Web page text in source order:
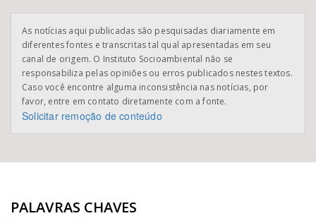
As notícias aqui publicadas são pesquisadas diariamente em
diferentes fontes e transcritas tal qual apresentadas em seu
canal de origem. O Instituto Socioambiental não se
responsabiliza pelas opiniões ou erros publicados nestes textos.
Caso você encontre alguma inconsistência nas notícias, por
favor, entre em contato diretamente com a fonte.
Solicitar remoção de conteúdo
PALAVRAS CHAVES